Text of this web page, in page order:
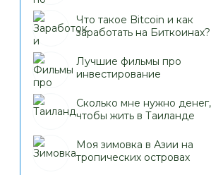
Что такое Bitcoin и как
заработать на Биткоинах?
Лучшие фильмы про
инвестирование
Сколько мне нужно денег,
чтобы жить в Таиланде
Моя зимовка в Азии на
тропических островах